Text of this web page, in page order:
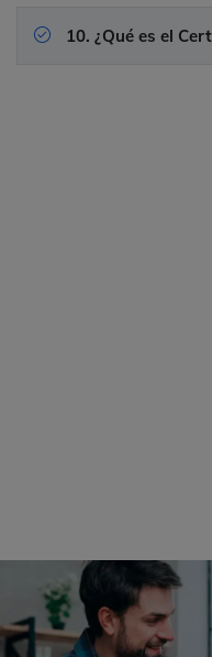
10. ¿Qué es el